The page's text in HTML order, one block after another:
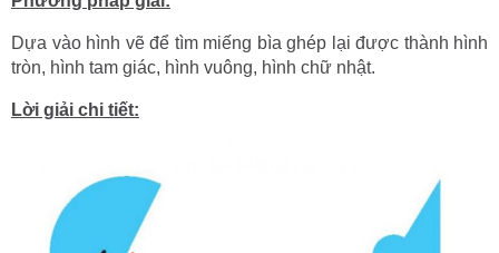
Dựa vào hình vẽ để tìm miếng bìa ghép lại được thành hình
tròn, hình tam giác, hình vuông, hình chữ nhật.
Lời giải chi tiết: